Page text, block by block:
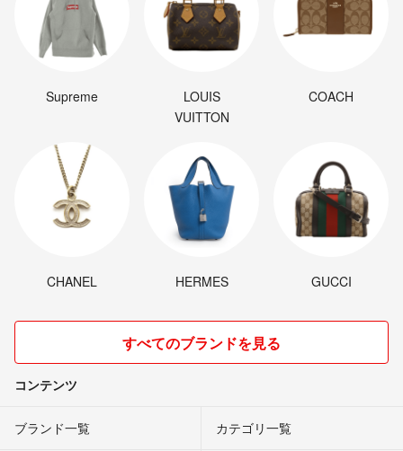
Supreme
LOUIS
VUITTON
COACH
CHANEL HERMES GUCCI
すべてのブランドを見る
コンテンツ
ブランド一覧 カテゴリ一覧